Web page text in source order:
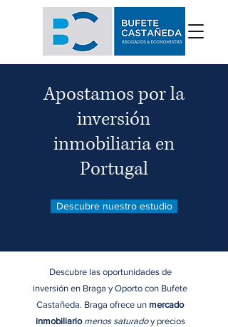
Apostamos por la
inversión
inmobiliaria en
Portugal
Descubre nuestro estudio
Descubre las oportunidades de
inversión en Braga y Oporto con Bufete
Castañeda. Braga ofrece un mercado
inmobiliario menos saturadoy precios